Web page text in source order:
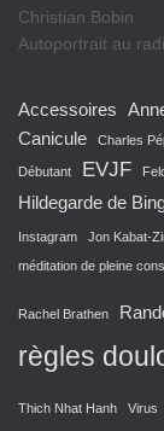
Christian Bobin
Autoportrait au
Accessoires
Canicule Charles
Débutant EVJF
Hildegarde de
Instagram Jon Kabat-
méditation de pleine
Rachel Brathen
règles
Thich Nhat Hanh Virus